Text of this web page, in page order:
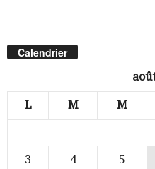
Calendrier
L M M
3
4 5